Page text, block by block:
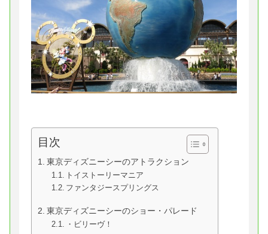
目次
東京ディズニーシーのアトラクション
トイストーリーマニア
ファンタジースプリングス
東京ディズニーシーのショー・パレード
・ビリーヴ！